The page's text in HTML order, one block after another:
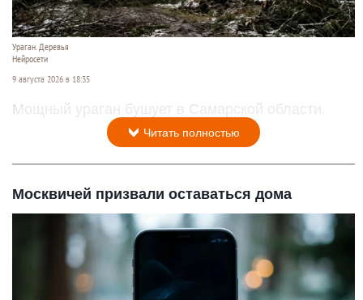
Ураган. Деревья
Нейросети
9 августа 2026 в 18:35
Мощный ураган бушует в Самарской области.
Читать полностью
Москвичей призвали оставаться дома